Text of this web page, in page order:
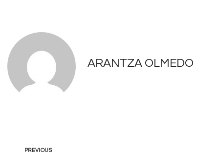
ARANTZA OLMEDO
PREVIOUS